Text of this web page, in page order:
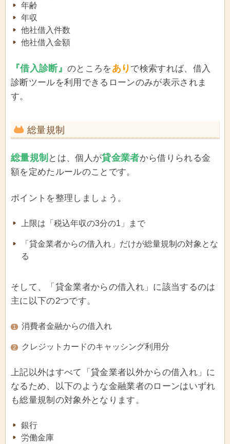
年齢
年収
他社借入件数
他社借入金額
『借入診断』のところをあり で検索すれば、借入
診断ツールを利用できるローンのみが表示されま
す。
総量規制
総量規制 とは、個人が貸金業者から借りられる金
額を定めたルールのことです。
ポイントを整理しましょう。
上限は「税込年収の3分の1」まで
「貸金業者からの借入れ」だけが総量規制の対象とな
る
そして、「貸金業者からの借入れ」に該当するのは
主に以下の2つです。
1 消費者金融からの借入れ
2 クレジットカードのキャッシング利用分
上記以外はすべて「貸金業者以外からの借入れ」に
なるため、以下のような金融業者のローンはいずれ
も総量規制の対象外となります。
銀行
労働金庫